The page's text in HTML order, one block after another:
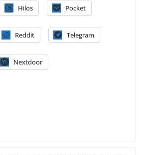
Hilos Pocket
Reddit Telegram
Nextdoor